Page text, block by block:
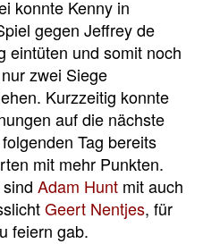
konnte Kenny in
gegen Jeffrey de
eintüten und somit noch
zwei Siege
Kurzzeitig konnte
auf die nächste
Tag bereits
mit mehr Punkten.
Adam Hunt mit auch
Geert Nentjes, für
feiern gab.